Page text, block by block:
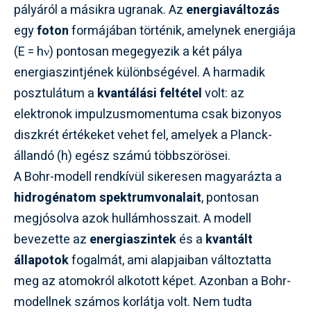
pályáról a másikra ugranak. Az energiaváltozás
egyfotonformájában történik, amelynek energiája
(E = hν) pontosan megegyezik a két pálya
energiaszintjének különbségével. A harmadik
posztulátum a kvantálási feltételvolt: az
elektronok impulzusmomentuma csak bizonyos
diszkrét értékeket vehet fel, amelyek a Planck-
állandó (h) egész számú többszörösei.
A Bohr-modell rendkívül sikeresen magyarázta a
hidrogénatom spektrumvonalait, pontosan
megjósolva azok hullámhosszait. A modell
bevezette az energiaszintekés a kvantált
állapotokfogalmát, ami alapjaiban változtatta
meg az atomokról alkotott képet. Azonban a Bohr-
modellnek számos korlátja volt. Nem tudta